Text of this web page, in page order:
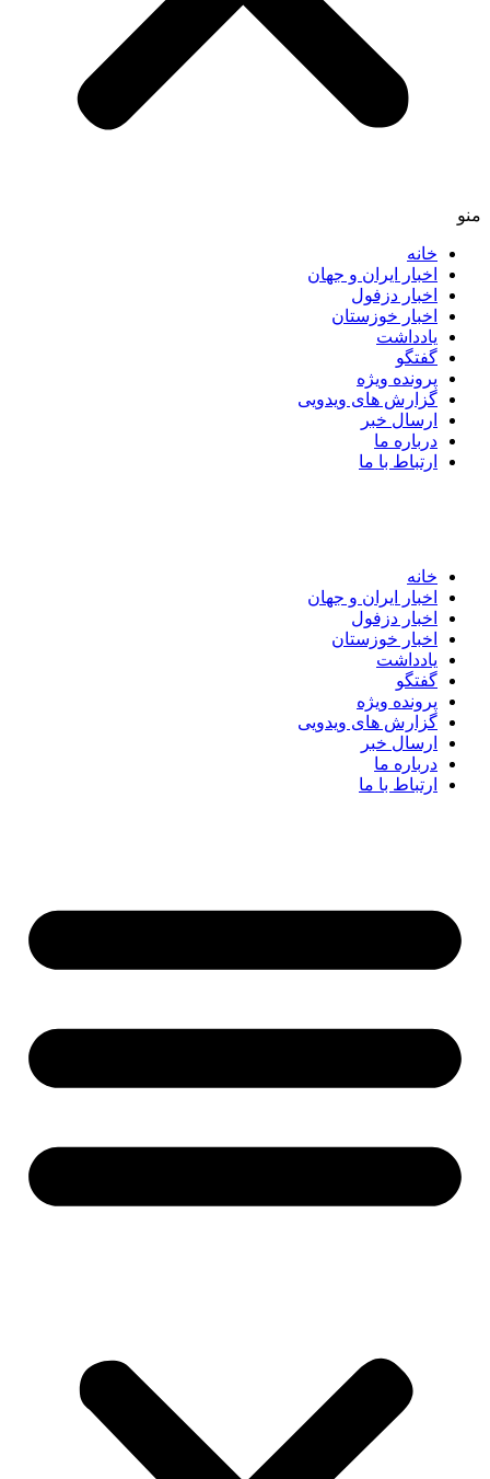
منو
خانه
اخبار ایران و جهان
اخبار دزفول
اخبار خوزستان
یادداشت
گفتگو
پرونده ویژه
گزارش های ویدویی
ارسال خبر
درباره ما
ارتباط با ما
خانه
اخبار ایران و جهان
اخبار دزفول
اخبار خوزستان
یادداشت
گفتگو
پرونده ویژه
گزارش های ویدویی
ارسال خبر
درباره ما
ارتباط با ما